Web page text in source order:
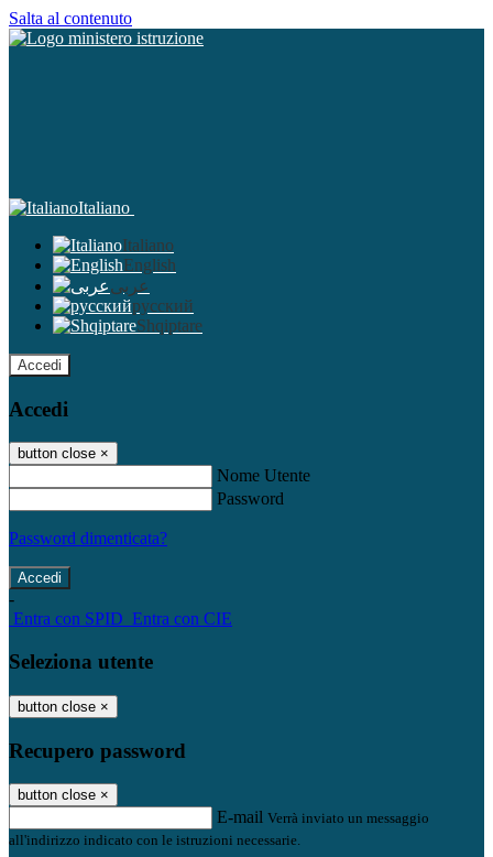
Salta al contenuto
Italiano
Italiano
English
عربى
русский
Shqiptare
Accedi
Accedi
button close ×
Nome Utente
Password
Password dimenticata?
-
Entra con SPID Entra con CIE
Seleziona utente
button close ×
Recupero password
button close ×
E-mail Verrà inviato un messaggio
all'indirizzo indicato con le istruzioni necessarie.